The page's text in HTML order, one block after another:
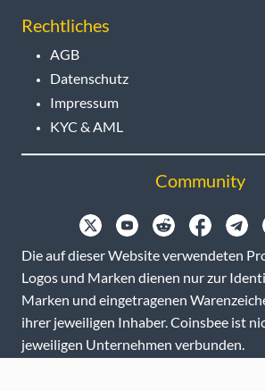
Rechtliches
AGB
Datenschutz
Impressum
KYC & AML
Community
Die auf dieser Website verwendeten
Logos und Marken dienen nur zur
Marken und eingetragenen
ihrer jeweiligen Inhaber. Coinsbee ist
jeweiligen Unternehmen verbunden.